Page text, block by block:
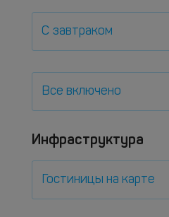
С завтраком
Все включено
Инфраструктура
Гостиницы на карте